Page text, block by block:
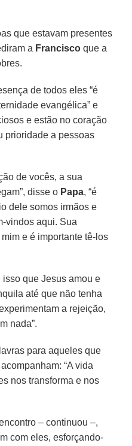
que estavam presentes
a Francisco que a
de todos eles “é
evangélica” e
e estão no coração
prioridade a pessoas
de vocês, a sua
disse o Papa, “é
dele somos irmãos e
vindos aqui. Sua
e é importante tê-los
isso que Jesus amou e
até que não tenha
a rejeição,
nada”.
para aqueles que
“A vida
nos transforma e nos
– continuou –,
com eles, esforçando-